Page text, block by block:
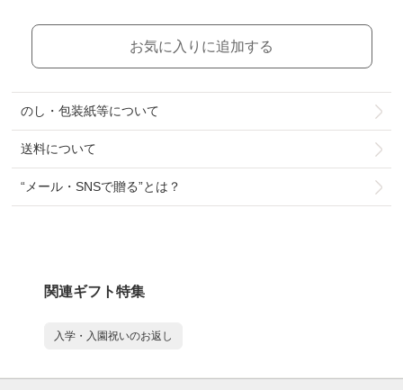
お気に入りに追加する
のし・包装紙等について
送料について
“メール・SNSで贈る”とは？
関連ギフト特集
入学・入園祝いのお返し